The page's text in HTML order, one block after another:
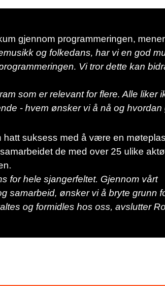
gjennom programmeringen,
og folkedans, har vi en god
Vi tror dette kan
som er relevant for flere. Alle liker
- hvem ønsker vi å nå og hvordan
suksess med å være en
de med over 25 ulike
for hele sjangerfeltet. Gjennom vårt
samarbeid, ønsker vi å bryte grunn
og formidles hos oss, avslutter